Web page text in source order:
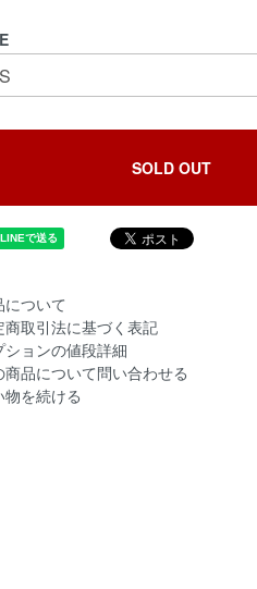
SOLD OUT
について
商取引法に基づく表記
ションの値段詳細
商品について問い合わせる
物を続ける